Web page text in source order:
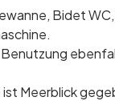
Bidet
ist Meerblick